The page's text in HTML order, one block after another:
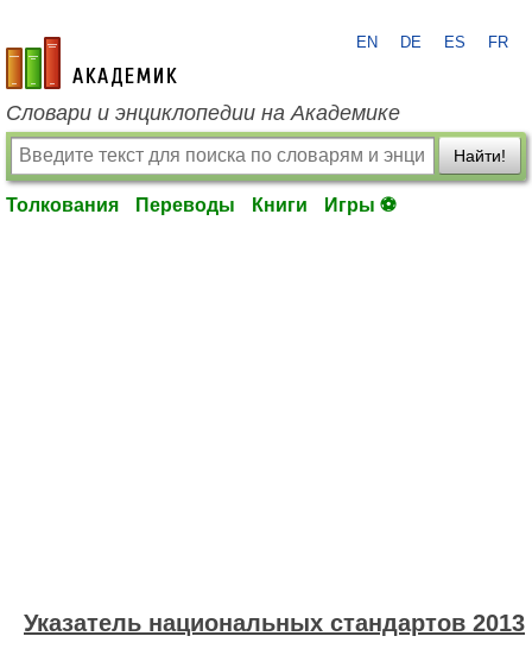
academic.ru
EN DE ES FR
Словари и энциклопедии на Академике
Найти!
Толкования Переводы Книги Игры ⚽
Указатель национальных стандартов 2013